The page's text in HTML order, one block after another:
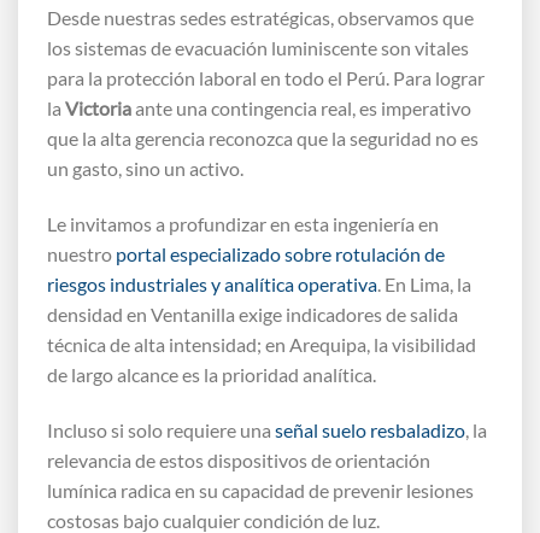
Desde nuestras sedes estratégicas, observamos que
los sistemas de evacuación luminiscente son vitales
para la protección laboral en todo el Perú. Para lograr
la Victoriaante una contingencia real, es imperativo
que la alta gerencia reconozca que la seguridad no es
un gasto, sino un activo.
Le invitamos a profundizar en esta ingeniería en
nuestro portal especializado sobre rotulación de
riesgos industriales y analítica operativa. En Lima, la
densidad en Ventanilla exige indicadores de salida
técnica de alta intensidad; en Arequipa, la visibilidad
de largo alcance es la prioridad analítica.
Incluso si solo requiere una señal suelo resbaladizo, la
relevancia de estos dispositivos de orientación
lumínica radica en su capacidad de prevenir lesiones
costosas bajo cualquier condición de luz.